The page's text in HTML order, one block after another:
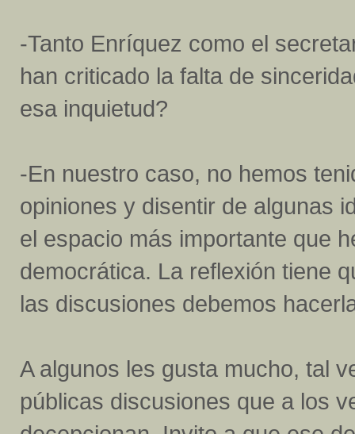
-Tanto Enríquez como el
han criticado la falta de
esa inquietud?
-En nuestro caso, no hemos
opiniones y disentir de algunas
el espacio más importante que
democrática. La reflexión tiene
las discusiones debemos
A algunos les gusta mucho, tal
públicas discusiones que a los